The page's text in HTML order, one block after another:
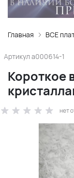
Главная ВСЕ
Артикул a000614-1
Короткое
нет